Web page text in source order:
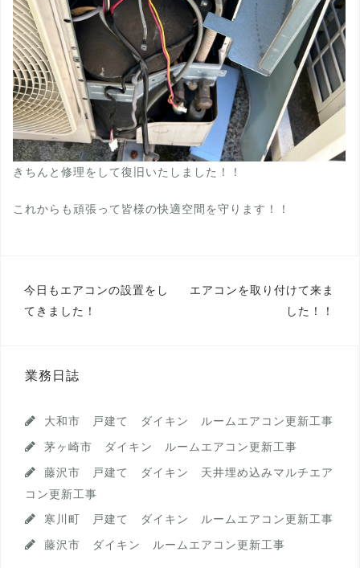
きちんと修理をして復旧いたしました！！
これからも頑張って皆様の快適空間を守ります！！
投
稿
ビ
ー
シ
ョ
ン
今日もエアコンの設置をし
てきました！
エアコンを取り付けて来ま
した！！
業務日誌
大和市 戸建て ダイキン ルームエアコン更新工事
茅ヶ崎市 ダイキン ルームエアコン更新工事
藤沢市 戸建て ダイキン 天井埋め込みマルチエア
コン更新工事
寒川町 戸建て ダイキン ルームエアコン更新工事
藤沢市 ダイキン ルームエアコン更新工事